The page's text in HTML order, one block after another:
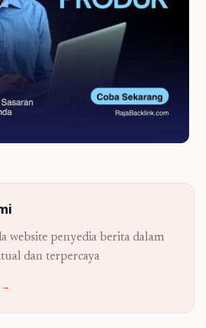
website penyedia berita dalam
dan terpercaya
→